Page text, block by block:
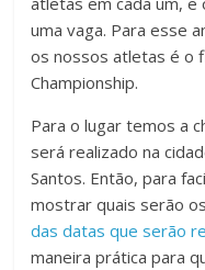
uma vaga. Para esse
os nossos atletas é o
Championship.
Para o lugar temos a
será realizado na
Santos. Então, para
mostrar quais serão
das datas que serão
maneira prática para